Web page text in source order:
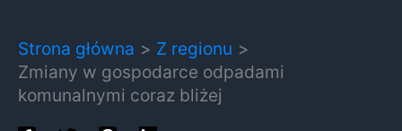
Strona główna
Z regionu
Zmiany w gospodarce odpadami
komunalnymi coraz bliżej